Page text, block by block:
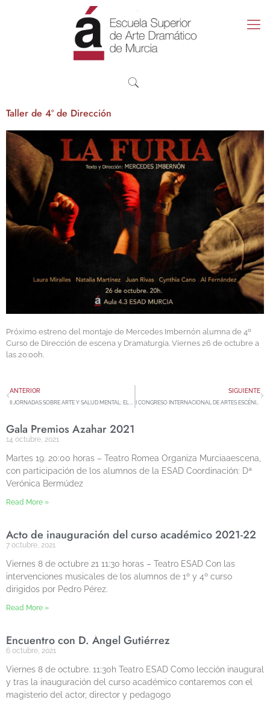
Taller de 4º de Dirección
Próximo estreno del montaje de Mercedes Imbernón alumna de 4º
Curso de Dirección de escena y Dramaturgia. Viernes 26 de octubre a
las 20:00h.
ANTERIOR SIGUIENTE
Gala Premios Azahar 2021
14 octubre, 2021
Martes 19. 20:00 horas – Teatro Romea Organiza Murciaaescena,
con participación de los alumnos de la ESAD Coordinación: Dª
Verónica Bermúdez
Read More »
Acto de inauguración del curso académico 2021-22
7 octubre, 2021
Viernes 8 de octubre 21 11:30 horas – Teatro ESAD Con las
intervenciones musicales de los alumnos de 1º y 4º curso
dirigidos por Pedro Pérez.
Read More »
Encuentro con D. Ángel Gutiérrez
6 octubre, 2021
Viernes 8 de octubre. 11:30h Teatro ESAD Como lección inaugural
y tras la inauguración del curso académico contaremos con el
magisterio del actor, director y pedagogo